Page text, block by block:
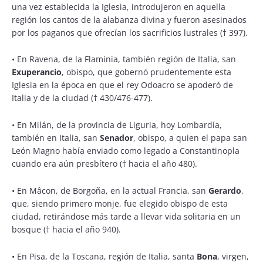
una vez establecida la Iglesia, introdujeron en aquella
región los cantos de la alabanza divina y fueron asesinados
por los paganos que ofrecían los sacrificios lustrales († 397).
• En Ravena, de la Flaminia, también región de Italia, san
Exuperancio, obispo, que gobernó prudentemente esta
Iglesia en la época en que el rey Odoacro se apoderó de
Italia y de la ciudad († 430/476-477).
• En Milán, de la provincia de Liguria, hoy Lombardía,
también en Italia, san Senador, obispo, a quien el papa san
León Magno había enviado como legado a Constantinopla
cuando era aún presbítero († hacia el año 480).
• En Mâcon, de Borgoña, en la actual Francia, san Gerardo,
que, siendo primero monje, fue elegido obispo de esta
ciudad, retirándose más tarde a llevar vida solitaria en un
bosque († hacia el año 940).
• En Pisa, de la Toscana, región de Italia, santa Bona, virgen,